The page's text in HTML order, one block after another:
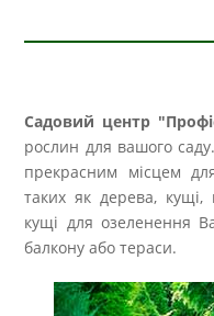
Садовий центр
рослин для вашого
прекрасним місцем
таких як дерева, кущі,
кущі для озеленення
балкону або тераси.